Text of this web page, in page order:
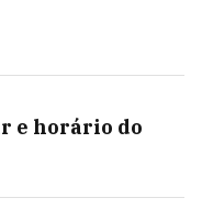
e horário do